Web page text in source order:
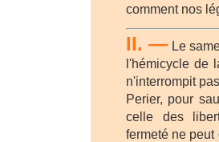
comment nos
II. — Le
l'hémicycle de
n'interrompit
Perier, pour
celle des
fermeté ne